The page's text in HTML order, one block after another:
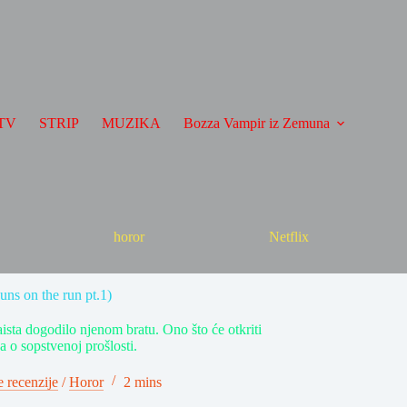
STRIP MUZIKA Bozza Vampir iz Zemuna
horor Netflix
on the run pt.1)
dogodilo njenom bratu. Ono što će otkriti
o sopstvenoj prošlosti.
recenzije /Horor 2 mins